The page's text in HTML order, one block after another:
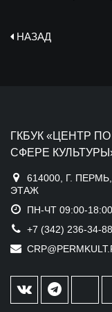
НАЗАД
ГКБУК «ЦЕНТР
СФЕРЕ
614000, Г.
ЭТАЖ
ПН-ЧТ 09:00-
+7 (342) 236-34-88